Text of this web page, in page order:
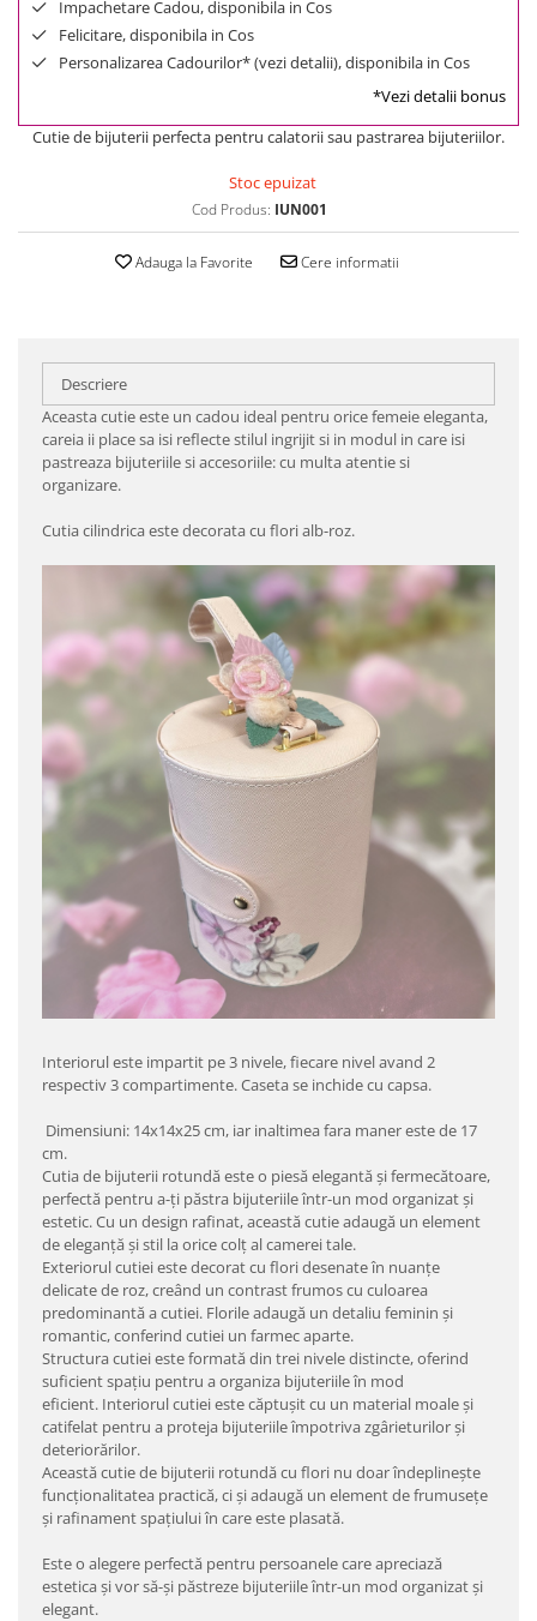
Impachetare Cadou, disponibila in Cos
Felicitare, disponibila in Cos
Personalizarea Cadourilor* (vezi detalii), disponibila in Cos
*Vezi detalii bonus
Cutie de bijuterii perfecta pentru calatorii sau pastrarea bijuteriilor.
Stoc epuizat
Cod Produs: IUN001
Adauga la Favorite Cere informatii
Descriere
Aceasta cutie este un cadou ideal pentru orice femeie eleganta,
careia ii place sa isi reflecte stilul ingrijit si in modul in care isi
pastreaza bijuteriile si accesoriile: cu multa atentie si
organizare.
Cutia cilindrica este decorata cu flori alb-roz.
Interiorul este impartit pe 3 nivele, fiecare nivel avand 2
respectiv 3 compartimente. Caseta se inchide cu capsa.
Dimensiuni: 14x14x25 cm, iar inaltimea fara maner este de 17
cm.
Cutia de bijuterii rotundă este o piesă elegantă și fermecătoare,
perfectă pentru a-ți păstra bijuteriile într-un mod organizat și
estetic. Cu un design rafinat, această cutie adaugă un element
de eleganță și stil la orice colț al camerei tale.
Exteriorul cutiei este decorat cu flori desenate în nuanțe
delicate de roz, creând un contrast frumos cu culoarea
predominantă a cutiei. Florile adaugă un detaliu feminin și
romantic, conferind cutiei un farmec aparte.
Structura cutiei este formată din trei nivele distincte, oferind
suficient spațiu pentru a organiza bijuteriile în mod
eficient. Interiorul cutiei este căptușit cu un material moale și
catifelat pentru a proteja bijuteriile împotriva zgârieturilor și
deteriorărilor.
Această cutie de bijuterii rotundă cu flori nu doar îndeplinește
funcționalitatea practică, ci și adaugă un element de frumusețe
și rafinament spațiului în care este plasată.
Este o alegere perfectă pentru persoanele care apreciază
estetica și vor să-și păstreze bijuteriile într-un mod organizat și
elegant.